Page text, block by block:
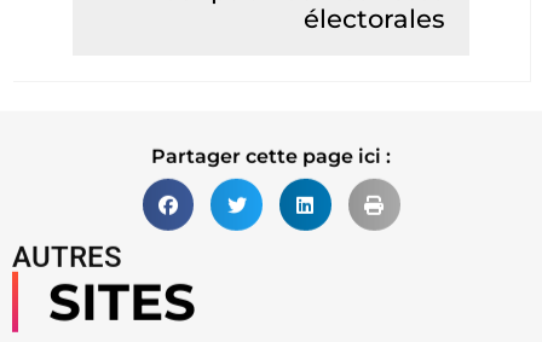
électorales
Partager cette page ici :
AUTRES
SITES